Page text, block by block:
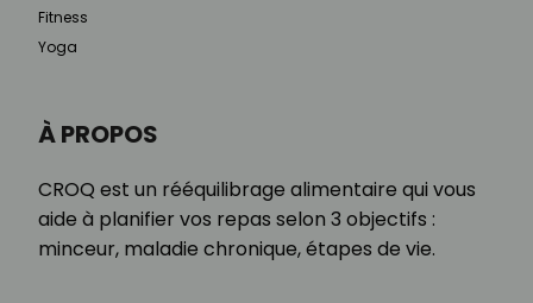
À PROPOS
CROQ est un rééquilibrage alimentaire qui vous
aide à planifier vos repas selon 3 objectifs :
minceur, maladie chronique, étapes de vie.
Fitness
Yoga